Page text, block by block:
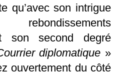
qu’avec son intrigue
son second degré
diplomatique »
ouvertement du côté